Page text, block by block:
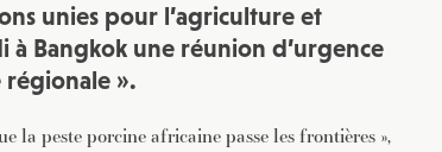
unies pour l’agriculture et
à Bangkok une réunion d’urgence
».
la peste porcine africaine passe les frontières »,